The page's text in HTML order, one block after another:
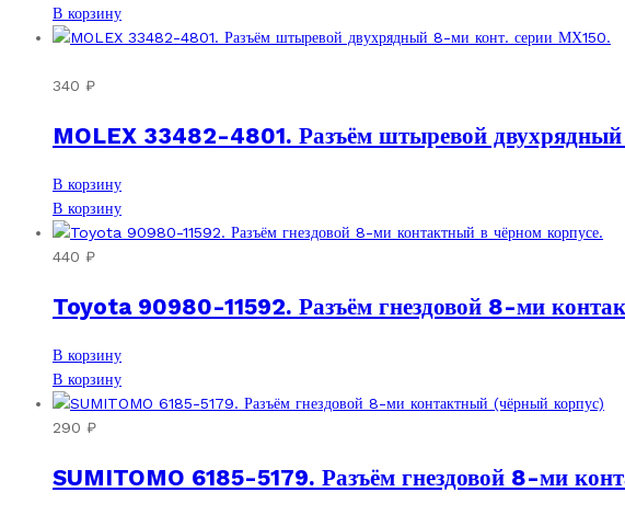
странице
на
В корзину
340 ₽
MOLEX 33482-4801. Разъём штыревой
В корзину
В корзину
440 ₽
Toyota 90980-11592. Разъём гнездовой 8-ми
В корзину
В корзину
290 ₽
SUMITOMO 6185-5179. Разъём гнездовой 8-ми